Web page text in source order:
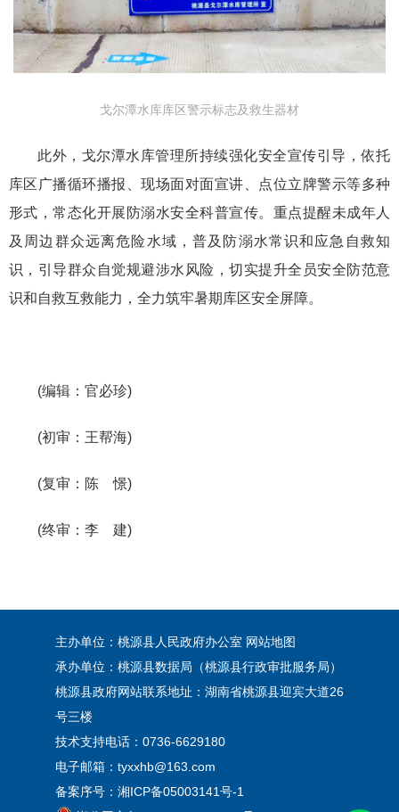
戈尔潭水库库区警示标志及救生器材
此外，戈尔潭水库管理所持续强化安全宣传引导，依托
库区广播循环播报、现场面对面宣讲、点位立牌警示等多种
形式，常态化开展防溺水安全科普宣传。重点提醒未成年人
及周边群众远离危险水域，普及防溺水常识和应急自救知
识，引导群众自觉规避涉水风险，切实提升全员安全防范意
识和自救互救能力，全力筑牢暑期库区安全屏障。
(编辑：官必珍)
(初审：王帮海)
(复审：陈 憬)
(终审：李 建)
主办单位：桃源县人民政府办公室 网站地图
承办单位：桃源县数据局（桃源县行政审批服务局）
桃源县政府网站联系地址：湖南省桃源县迎宾大道26
号三楼
技术支持电话：0736-6629180
电子邮箱：tyxxhb@163.com
备案序号： 湘ICP备05003141号-1